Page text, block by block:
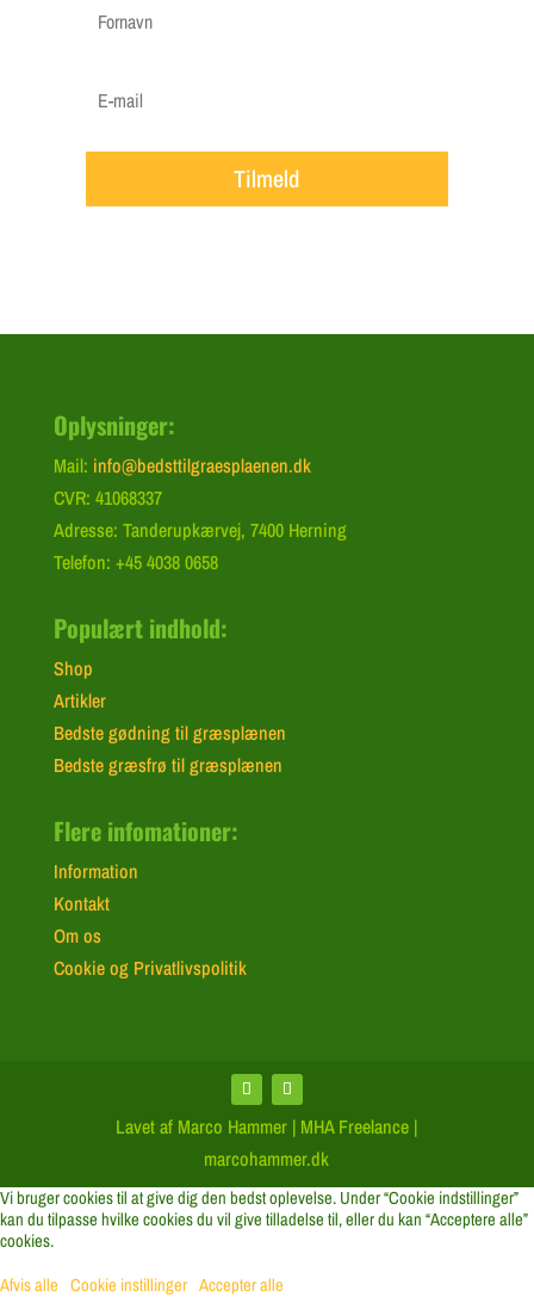
Tilmeld
Oplysninger:
Mail: info@bedsttilgraesplaenen.dk
CVR: 41068337
Adresse: Tanderupkærvej, 7400 Herning
Telefon: +45 4038 0658
Populært indhold:
Shop
Artikler
Bedste gødning til græsplænen
Bedste græsfrø til græsplænen
Flere infomationer:
Information
Kontakt
Om os
Cookie og Privatlivspolitik
Lavet af Marco Hammer | MHA Freelance |
marcohammer.dk
Vi bruger cookies til at give dig den bedst oplevelse. Under “Cookie indstillinger”
kan du tilpasse hvilke cookies du vil give tilladelse til, eller du kan “Acceptere alle”
cookies.
Afvis alle Cookie instillinger Accepter alle